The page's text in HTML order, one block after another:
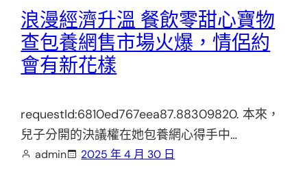
浪漫經濟升溫 餐飲零甜心寶物
查包養網售市場火爆，情侶約
會有新花樣
requestId:6810ed767eea87.88309820. 本來，
兒子分開的決議權在她包養網心得手中…
admin 2025 年 4 月 30 日